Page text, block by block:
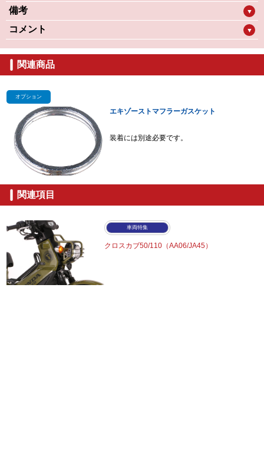
備考 ▼
コメント ▼
関連商品
オプション
エキゾーストマフラーガスケット
装着には別途必要です。
関連項目
車両特集
クロスカブ50/110（AA06/JA45）